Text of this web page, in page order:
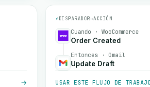
⚡ DISPARADOR→ACCIÓN
Cuando · WooCommerce
Order Created
Entonces · Gmail
Update Draft
USAR ESTE FLUJO DE